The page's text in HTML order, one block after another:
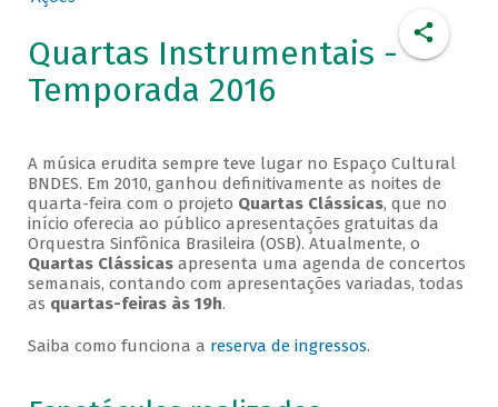
Quartas Instrumentais -
Temporada 2016
A música erudita sempre teve lugar no Espaço Cultural
BNDES. Em 2010, ganhou definitivamente as noites de
quarta-feira com o projeto Quartas Clássicas, que no
início oferecia ao público apresentações gratuitas da
Orquestra Sinfônica Brasileira (OSB). Atualmente, o
Quartas Clássicasapresenta uma agenda de concertos
semanais, contando com apresentações variadas, todas
as quartas-feiras às 19h.
Saiba como funciona a reserva de ingressos.